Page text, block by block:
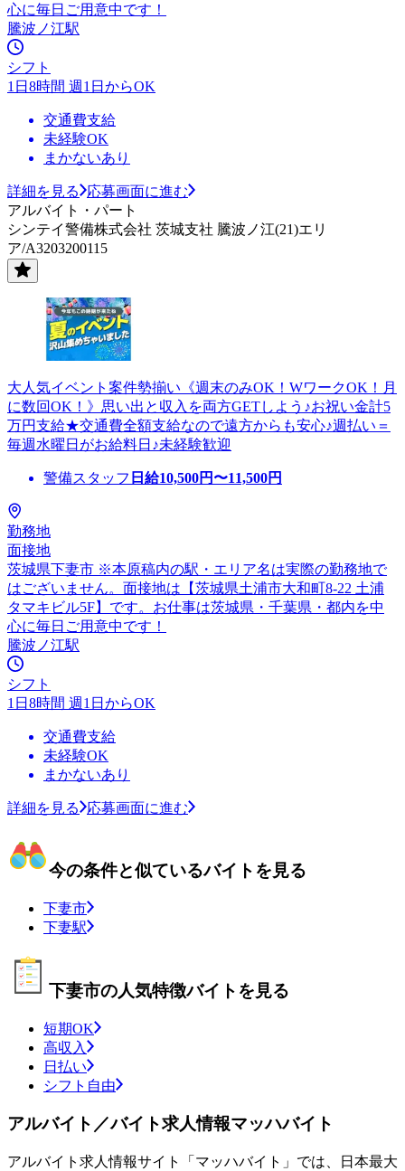
心に毎日ご用意中です！
騰波ノ江駅
シフト
1日8時間 週1日からOK
交通費支給
未経験OK
まかないあり
詳細を見る
応募画面に進む
アルバイト・パート
シンテイ警備株式会社 茨城支社 騰波ノ江(21)エリ
ア/A3203200115
大人気イベント案件勢揃い《週末のみOK！WワークOK！月
に数回OK！》思い出と収入を両方GETしよう♪お祝い金計5
万円支給★交通費全額支給なので遠方からも安心♪週払い＝
毎週水曜日がお給料日♪未経験歓迎
警備スタッフ 日給10,500円〜11,500円
勤務地
面接地
茨城県下妻市 ※本原稿内の駅・エリア名は実際の勤務地で
はございません。面接地は【茨城県土浦市大和町8-22 土浦
タマキビル5F】です。お仕事は茨城県・千葉県・都内を中
心に毎日ご用意中です！
騰波ノ江駅
シフト
1日8時間 週1日からOK
交通費支給
未経験OK
まかないあり
詳細を見る 応募画面に進む
今の条件と似ているバイトを見る
下妻市
下妻駅
下妻市の人気特徴バイトを見る
短期OK
高収入
日払い
シフト自由
アルバイト／バイト求人情報マッハバイト
アルバイト求人情報サイト「マッハバイト」では、日本最大